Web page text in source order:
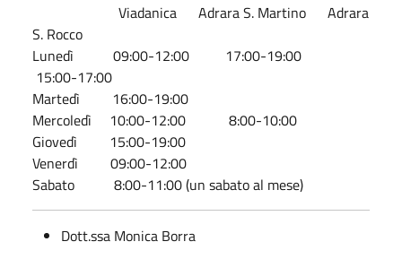
Viadanica Adrara S. Martino Adrara
S. Rocco
Lunedì 09:00-12:00 17:00-19:00
15:00-17:00
Martedì 16:00-19:00
Mercoledì 10:00-12:00 8:00-10:00
Giovedì 15:00-19:00
Venerdì 09:00-12:00
Sabato 8:00-11:00 (un sabato al mese)
Dott.ssa Monica Borra